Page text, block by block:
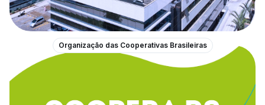
Organização das Cooperativas Brasileiras